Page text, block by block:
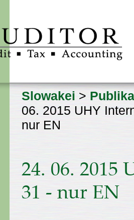
Slowakei >
06. 2015 UHY
nur EN
24. 06. 2015
31 - nur EN